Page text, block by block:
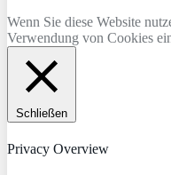
Wenn Sie diese Website
Verwendung von Cookies
Schließen
Privacy Overview